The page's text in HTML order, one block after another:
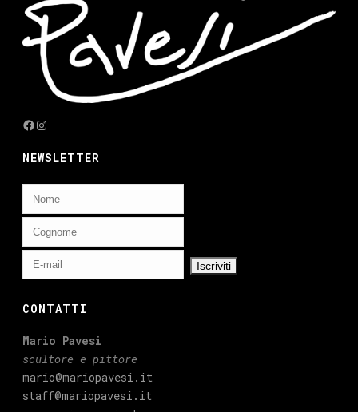
Facebook
Instagram
NEWSLETTER
CONTATTI
Mario Pavesi
scultore e pittore
mario@mariopavesi.it
staff@mariopavesi.it